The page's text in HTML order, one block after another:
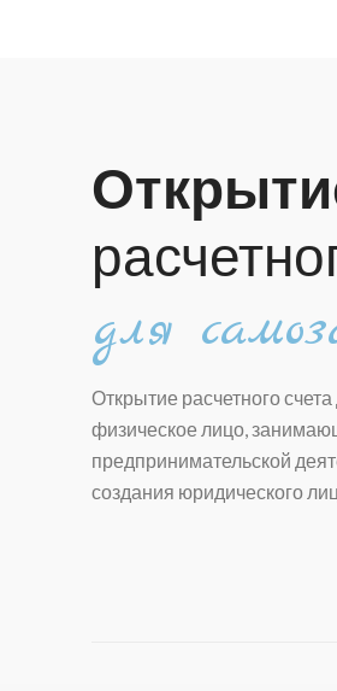
для
Открытие расчетного
физическое лицо,
предпринимательской
создания юридического